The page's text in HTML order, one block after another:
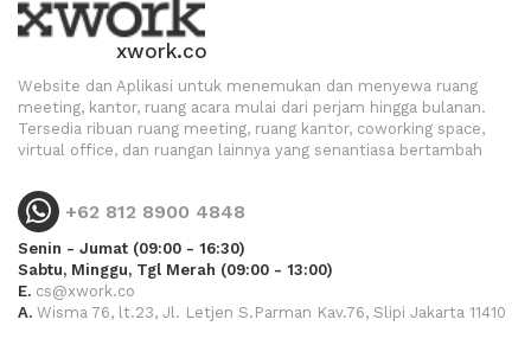
xwork.co
Website dan Aplikasi untuk menemukan dan menyewa ruang
meeting, kantor, ruang acara mulai dari perjam hingga bulanan.
Tersedia ribuan ruang meeting, ruang kantor, coworking space,
virtual office, dan ruangan lainnya yang senantiasa bertambah
+62 812 8900 4848
Senin - Jumat (09:00 - 16:30)
Sabtu, Minggu, Tgl Merah (09:00 - 13:00)
E. cs@xwork.co
A. Wisma 76, lt.23, Jl. Letjen S.Parman Kav.76, Slipi Jakarta 11410